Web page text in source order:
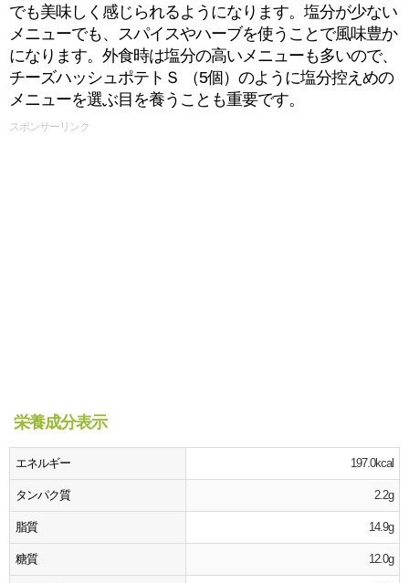
でも美味しく感じられるようになります。塩分が少ない
メニューでも、スパイスやハーブを使うことで風味豊か
になります。外食時は塩分の高いメニューも多いので、
チーズハッシュポテトＳ （5個）のように塩分控えめの
メニューを選ぶ目を養うことも重要です。
スポンサーリンク
栄養成分表示
エネルギー 197.0kcal
タンパク質 2.2g
脂質 14.9g
糖質 12.0g